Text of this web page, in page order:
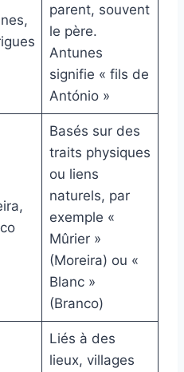
parent, souvent
le père.
Antunes
signifie « fils de
António »
Basés sur des
traits physiques
ou liens
naturels, par
exemple «
Mûrier »
(Moreira) ou «
Blanc »
(Branco)
Liés à des
lieux, villages